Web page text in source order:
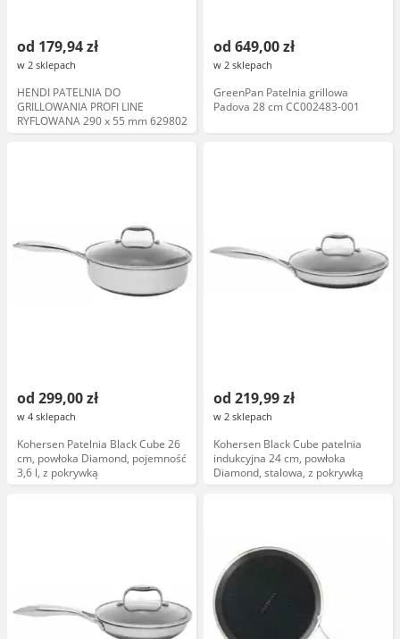
od 179,94 zł
w 2 sklepach
HENDI PATELNIA DO
GRILLOWANIA PROFI LINE
RYFLOWANA 290 x 55 mm 629802
od 649,00 zł
w 2 sklepach
GreenPan Patelnia grillowa
Padova 28 cm CC002483-001
od 299,00 zł
w 4 sklepach
Kohersen Patelnia Black Cube 26
cm, powłoka Diamond, pojemność
3,6 l, z pokrywką
od 219,99 zł
w 2 sklepach
Kohersen Black Cube patelnia
indukcyjna 24 cm, powłoka
Diamond, stalowa, z pokrywką